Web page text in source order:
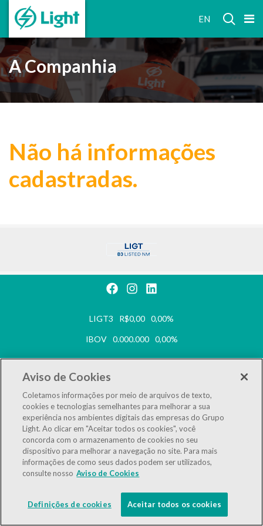
EN
A Companhia
Não há informações
cadastradas.
LIGT3 R$0,00 0,00%
IBOV 0.000.000 0,00%
Powered byMZ
Aviso de Cookies
Coletamos informações por meio de arquivos de texto,
cookies e tecnologias semelhantes para melhorar a sua
experiência nos ambientes digitais das empresas do Grupo
Light. Ao clicar em "Aceitar todos os cookies", você
concorda com o armazenamento de cookies no seu
dispositivo para melhorar a navegação no site. Para mais
informações de como seus dados podem ser utilizados,
consulte nosso Aviso de Cookies
Definições de cookies Aceitar todos os cookies